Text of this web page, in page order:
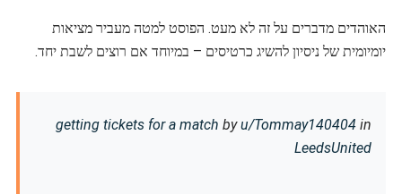
האוהדים מדברים על זה לא מעט. הפוסט למטה מעביר מציאות
יומיומית של ניסיון להשיג כרטיסים – במיוחד אם רוצים לשבת יחד.
getting tickets for a match byu/Tommay140404 in
LeedsUnited